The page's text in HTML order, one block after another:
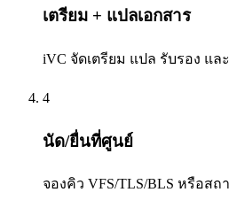
เตรียม + แปลเอกสาร
iVC จัดเตรียม แปล รับรอง แ
4
นัด/ยื่นที่ศูนย์
จองคิว VFS/TLS/BLS หรือส